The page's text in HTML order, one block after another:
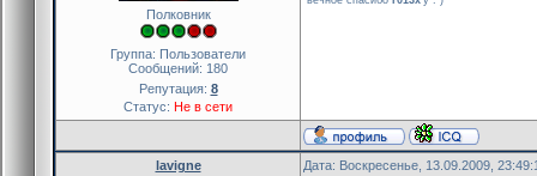
Полковник
Группа: Пользователи
Сообщений: 180
Репутация: 8
Статус: Не в сети
lavigne Дата: Воскресенье, 13.09.2009,